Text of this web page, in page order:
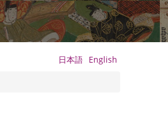
日本語 English